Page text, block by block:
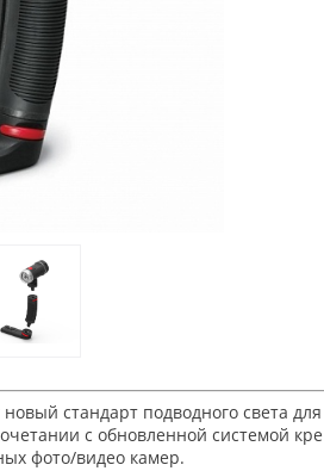
новый стандарт подводного света
с обновленной системой
фото/видео камер.